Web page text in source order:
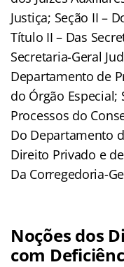
Justiça; Seção II –
Título II – Das
Secretaria-Geral
Departamento de
do Órgão Especial;
Processos do
Do Departamento
Direito Privado e
Da Corregedoria-
Noções dos
com